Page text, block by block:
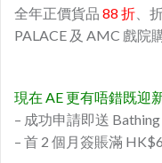
全年正價貨品 88 折 、
PALACE 及 AMC 戲院
現在 AE 更有唔錯既迎
– 成功申請即送
– 首 2 個月簽賬滿